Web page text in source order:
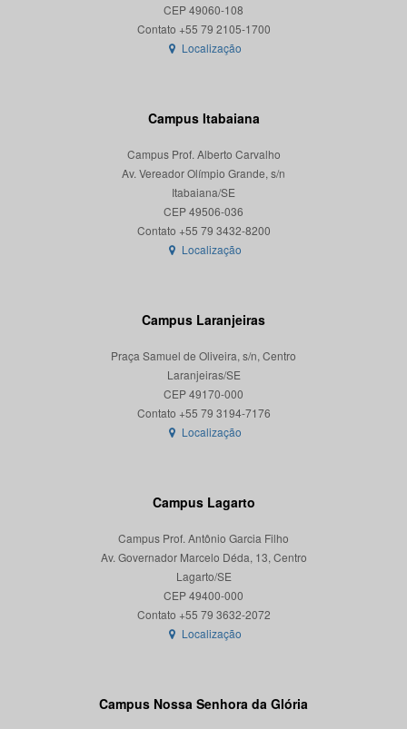
CEP 49060-108
Localização
Campus Itabaiana
Campus Prof. Alberto Carvalho
Av. Vereador Olímpio Grande, s/n
Itabaiana/SE
CEP 49506-036
Localização
Campus Laranjeiras
Praça Samuel de Oliveira, s/n, Centro
Laranjeiras/SE
CEP 49170-000
Localização
Campus Lagarto
Campus Prof. Antônio Garcia Filho
Av. Governador Marcelo Déda, 13, Centro
Lagarto/SE
CEP 49400-000
Localização
Campus Nossa Senhora da Glória